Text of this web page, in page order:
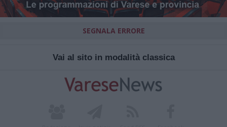
SEGNALA ERRORE
Vai al sito in modalità classica